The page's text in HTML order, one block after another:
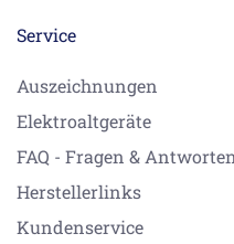
Service
Auszeichnungen
Elektroaltgeräte
FAQ - Fragen & Antworten
Herstellerlinks
Kundenservice